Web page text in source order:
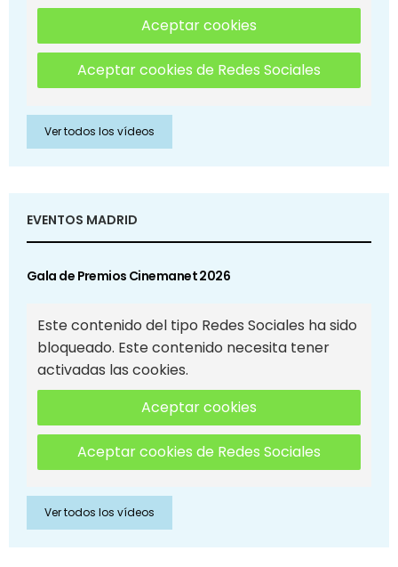
Aceptar cookies
Aceptar cookies de Redes Sociales
Ver todos los vídeos
EVENTOS MADRID
Gala de Premios Cinemanet 2026
Este contenido del tipo Redes Sociales ha sido
bloqueado. Este contenido necesita tener
activadas las cookies.
Aceptar cookies
Aceptar cookies de Redes Sociales
Ver todos los vídeos